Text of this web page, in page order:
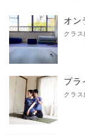
オン
クラス
プラ
クラス